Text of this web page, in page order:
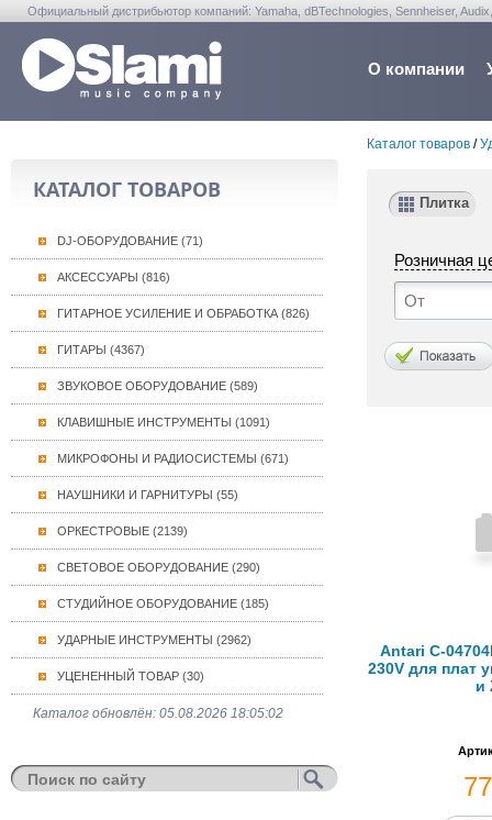
Официальный дистрибьютор компаний: Yamaha, dBTechnologies, Sennheiser,
О компании
КАТАЛОГ ТОВАРОВ
DJ-ОБОРУДОВАНИЕ (71)
АКСЕССУАРЫ (816)
ГИТАРНОЕ УСИЛЕНИЕ И ОБРАБОТКА (826)
ГИТАРЫ (4367)
ЗВУКОВОЕ ОБОРУДОВАНИЕ (589)
КЛАВИШНЫЕ ИНСТРУМЕНТЫ (1091)
МИКРОФОНЫ И РАДИОСИСТЕМЫ (671)
НАУШНИКИ И ГАРНИТУРЫ (55)
ОРКЕСТРОВЫЕ (2139)
СВЕТОВОЕ ОБОРУДОВАНИЕ (290)
СТУДИЙНОЕ ОБОРУДОВАНИЕ (185)
УДАРНЫЕ ИНСТРУМЕНТЫ (2962)
УЦЕНЕННЫЙ ТОВАР (30)
Каталог обновлён: 05.08.2026 18:05:02
Каталог товаров/
Плитка
Розничная
Antari C-
230V для плат
и